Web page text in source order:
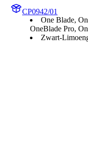
CP0942/01
One Blade,
OneBlade Pro,
Zwart-